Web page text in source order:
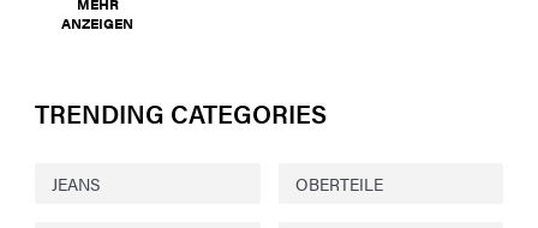
ANZEIGEN
TRENDING CATEGORIES
JEANS OBERTEILE